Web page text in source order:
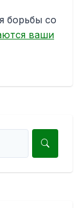
борьбы со
ваши